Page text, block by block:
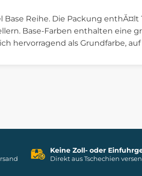
Reihe. Die Packung
Base-Farben enthalten eine
hervorragend als Grundfarbe,
Keine Zoll- oder
Direkt aus Tschechien